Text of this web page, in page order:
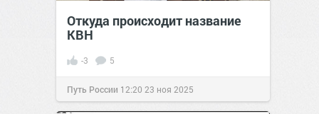
Откуда происходит название
КВН
-3 5
Путь России 12:20 23 ноя 2025